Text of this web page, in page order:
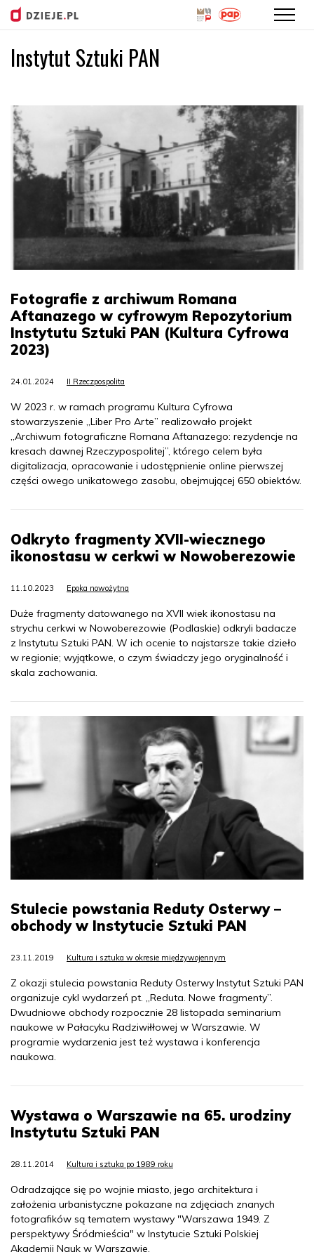
do
Instytut Sztuki PAN
Fotografie z archiwum Romana
Aftanazego w cyfrowym Repozytorium
Instytutu Sztuki PAN (Kultura Cyfrowa
2023)
24.01.2024 II Rzeczpospolita
W 2023 r. w ramach programu Kultura Cyfrowa
stowarzyszenie „Liber Pro Arte” realizowało projekt
„Archiwum fotograficzne Romana Aftanazego: rezydencje na
kresach dawnej Rzeczypospolitej”, którego celem była
digitalizacja, opracowanie i udostępnienie online pierwszej
części owego unikatowego zasobu, obejmującej 650 obiektów.
Odkryto fragmenty XVII-wiecznego
ikonostasu w cerkwi w Nowoberezowie
11.10.2023 Epoka nowożytna
Duże fragmenty datowanego na XVII wiek ikonostasu na
strychu cerkwi w Nowoberezowie (Podlaskie) odkryli badacze
z Instytutu Sztuki PAN. W ich ocenie to najstarsze takie dzieło
w regionie; wyjątkowe, o czym świadczy jego oryginalność i
skala zachowania.
Stulecie powstania Reduty Osterwy –
obchody w Instytucie Sztuki PAN
23.11.2019 Kultura i sztuka w okresie międzywojennym
Z okazji stulecia powstania Reduty Osterwy Instytut Sztuki PAN
organizuje cykl wydarzeń pt. „Reduta. Nowe fragmenty”.
Dwudniowe obchody rozpocznie 28 listopada seminarium
naukowe w Pałacyku Radziwiłłowej w Warszawie. W
programie wydarzenia jest też wystawa i konferencja
naukowa.
Wystawa o Warszawie na 65. urodziny
Instytutu Sztuki PAN
28.11.2014 Kultura i sztuka po 1989 roku
Odradzające się po wojnie miasto, jego architektura i
założenia urbanistyczne pokazane na zdjęciach znanych
fotografików są tematem wystawy "Warszawa 1949. Z
perspektywy Śródmieścia" w Instytucie Sztuki Polskiej
Akademii Nauk w Warszawie.